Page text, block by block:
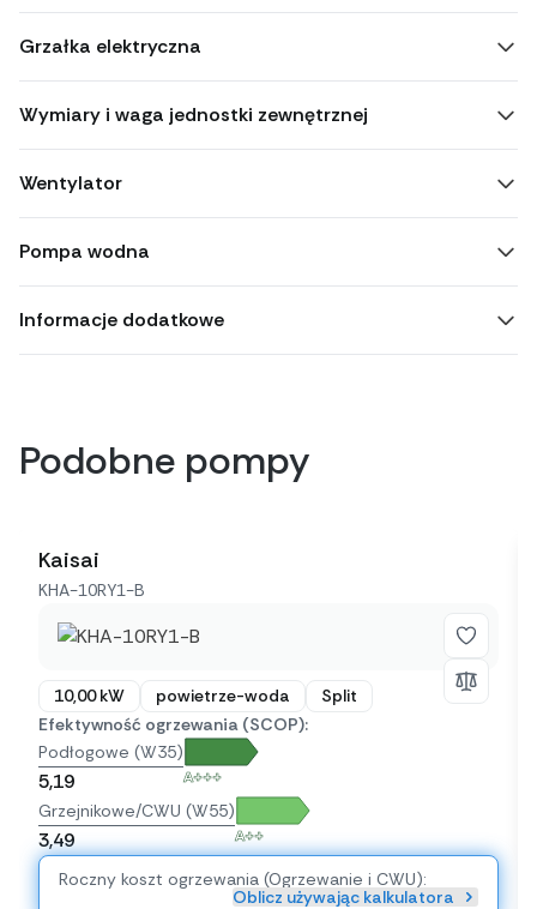
Grzałka elektryczna
Wymiary i waga jednostki zewnętrznej
Wentylator
Pompa wodna
Informacje dodatkowe
Podobne pompy
Kaisai
KHA-10RY1-B
10,00 kW powietrze-woda
Split
Efektywność ogrzewania (SCOP):
Podłogowe (W35)
5,19 A+++
Grzejnikowe/CWU (W55)
3,49 A++
Roczny koszt ogrzewania (Ogrzewanie i CWU):
Oblicz używając kalkulatora